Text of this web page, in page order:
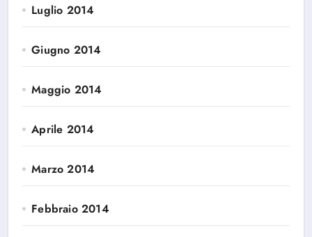
Luglio 2014
Giugno 2014
Maggio 2014
Aprile 2014
Marzo 2014
Febbraio 2014